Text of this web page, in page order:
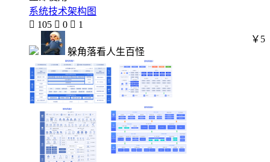
系统技术架构图
 105  0  1
躲角落看人生百怪
￥5